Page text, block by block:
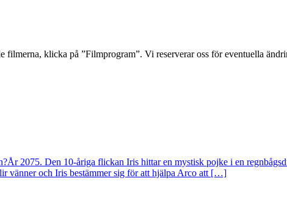
filmerna, klicka på ”Filmprogram”. Vi reserverar oss för eventuella
2075. Den 10-åriga flickan Iris hittar en mystisk pojke i en
vänner och Iris bestämmer sig för att hjälpa Arco att […]